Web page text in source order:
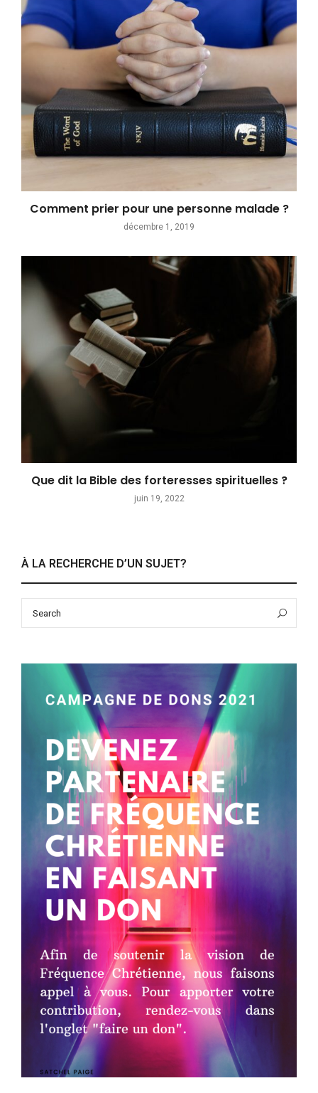
Comment prier pour une personne malade ?
décembre 1, 2019
Que dit la Bible des forteresses spirituelles ?
juin 19, 2022
À LA RECHERCHE D’UN SUJET?